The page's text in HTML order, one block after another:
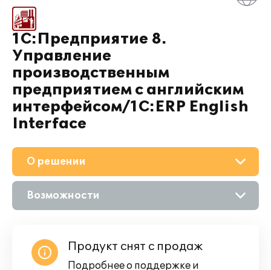
1С:Предприятие 8.
Управление
производственным
предприятием с английским
интерфейсом/1C:ERP English
Interface
О решении
Возможности
Продукт снят с продаж
Подробнее о поддержке и